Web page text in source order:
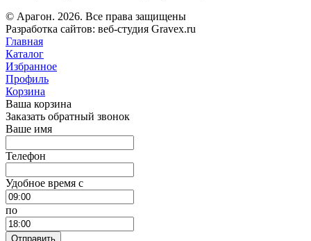
© Арагон. 2026. Все права защищены
Разработка сайтов: веб-студия Gravex.ru
Главная
Каталог
Избранное
Профиль
Корзина
Ваша корзина
Заказать обратный звонок
Ваше имя
Телефон
Удобное время c
по
Отправить